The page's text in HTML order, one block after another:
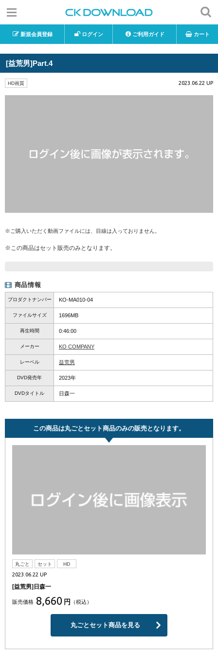
新規会員登録 ログイン ご利用ガイド カート
[益荒男]Part.4
HD画質 2023.06.22 UP
※ご購入いただく動画ファイルには、目線は入っておりません。
※この商品はセット販売のみとなります。
商品情報
プロダクトナンバー KO-MA010-04
ファイルサイズ 1696MB
再生時間 0:46:00
メーカー KO COMPANY
レーベル 益荒男
DVD発売年 2023年
DVDタイトル 日森一
この商品は丸ごとセット商品のみの販売となります。
丸ごと セット HD
2023.06.22 UP
[益荒男]日森一
販売価格 8,660 円 （税込）
丸ごとセット商品を見る